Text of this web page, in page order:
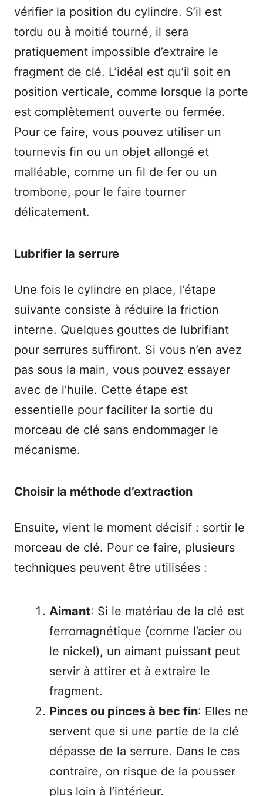
vérifier la position du cylindre. S’il est
tordu ou à moitié tourné, il sera
pratiquement impossible d’extraire le
fragment de clé. L’idéal est qu’il soit en
position verticale, comme lorsque la porte
est complètement ouverte ou fermée.
Pour ce faire, vous pouvez utiliser un
tournevis fin ou un objet allongé et
malléable, comme un fil de fer ou un
trombone, pour le faire tourner
délicatement.
Lubrifier la serrure
Une fois le cylindre en place, l’étape
suivante consiste à réduire la friction
interne. Quelques gouttes de lubrifiant
pour serrures suffiront. Si vous n’en avez
pas sous la main, vous pouvez essayer
avec de l’huile. Cette étape est
essentielle pour faciliter la sortie du
morceau de clé sans endommager le
mécanisme.
Choisir la méthode d’extraction
Ensuite, vient le moment décisif : sortir le
morceau de clé. Pour ce faire, plusieurs
techniques peuvent être utilisées :
Aimant: Si le matériau de la clé est
ferromagnétique (comme l’acier ou
le nickel), un aimant puissant peut
servir à attirer et à extraire le
fragment.
Pinces ou pinces à bec fin: Elles ne
servent que si une partie de la clé
dépasse de la serrure. Dans le cas
contraire, on risque de la pousser
plus loin à l’intérieur.